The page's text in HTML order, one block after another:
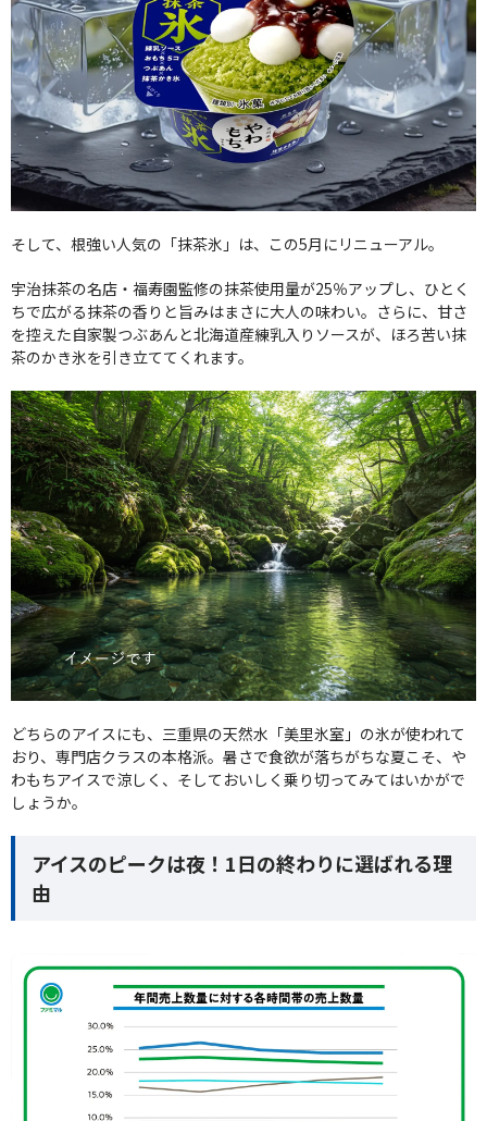
そして、根強い人気の「抹茶氷」は、この5月にリニューアル。
宇治抹茶の名店・福寿園監修の抹茶使用量が25％アップし、ひとく
ちで広がる抹茶の香りと旨みはまさに大人の味わい。さらに、甘さ
を控えた自家製つぶあんと北海道産練乳入りソースが、ほろ苦い抹
茶のかき氷を引き立ててくれます。
どちらのアイスにも、三重県の天然水「美里氷室」の氷が使われて
おり、専門店クラスの本格派。暑さで食欲が落ちがちな夏こそ、や
わもちアイスで涼しく、そしておいしく乗り切ってみてはいかがで
しょうか。
アイスのピークは夜！1日の終わりに選ばれる理
由